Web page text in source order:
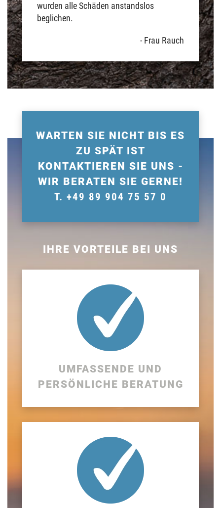
wurden alle Schäden anstandslos
beglichen.
- Frau Rauch
WARTEN SIE NICHT BIS ES
ZU SPÄT IST
KONTAKTIEREN SIE UNS -
WIR BERATEN SIE GERNE!
T. +49 89 904 75 57 0
IHRE VORTEILE BEI UNS
UMFASSENDE UND
PERSÖNLICHE BERATUNG